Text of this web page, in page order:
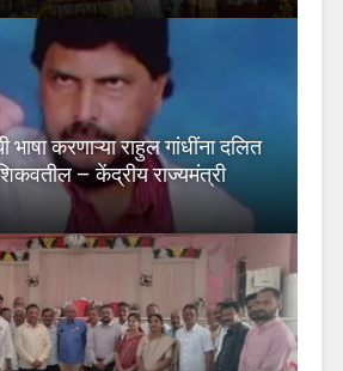
करणाऱ्या राहुल गांधींना दलित
– केंद्रीय राज्यमंत्री